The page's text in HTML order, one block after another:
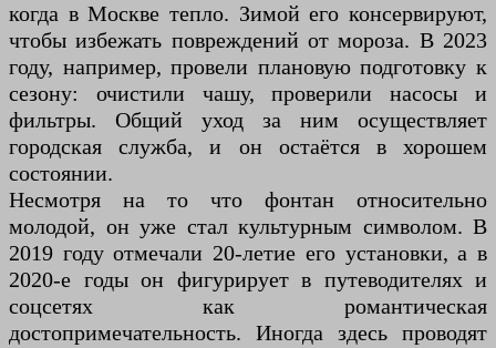
когда в Москве тепло. Зимой его консервируют,
чтобы избежать повреждений от мороза. В 2023
году, например, провели плановую подготовку к
сезону: очистили чашу, проверили насосы и
фильтры. Общий уход за ним осуществляет
городская служба, и он остаётся в хорошем
состоянии.
Несмотря на то что фонтан относительно
молодой, он уже стал культурным символом. В
2019 году отмечали 20-летие его установки, а в
2020-е годы он фигурирует в путеводителях и
соцсетях как романтическая
достопримечательность. Иногда здесь проводят